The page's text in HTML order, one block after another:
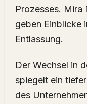
Prozesses. Mira
geben Einblicke
Entlassung.
Der Wechsel in
spiegelt ein
des